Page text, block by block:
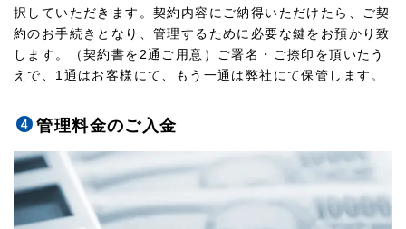
択していただきます。契約内容にご納得いただけたら、ご契
約のお手続きとなり、管理するために必要な鍵をお預かり致
します。（契約書を2通ご用意）ご署名・ご捺印を頂いたう
えで、1通はお客様にて、もう一通は弊社にて保管します。
管理料金のご入金